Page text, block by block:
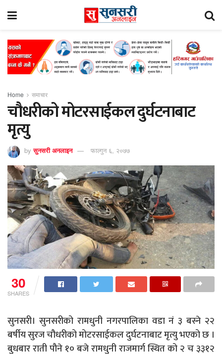
Home समाचार
चौधरीको मोटरसाईकल दुर्घटनाबाट
मृत्यु
by सुनसरी अनलाइन फाल्गुन ६, २०७७
30
SHARES
सुनसरी। सुनसरीको रामधुनी नगरपालिका वडा नं ३ बस्ने २२
बर्षीय सुरज चौधरीको मोटरसाईकल दुर्घटनाबाट मृत्यु भएको छ ।
बुधबार राती पौने १० बजे रामधुनी राजमार्ग स्थित को २ च ३३१२